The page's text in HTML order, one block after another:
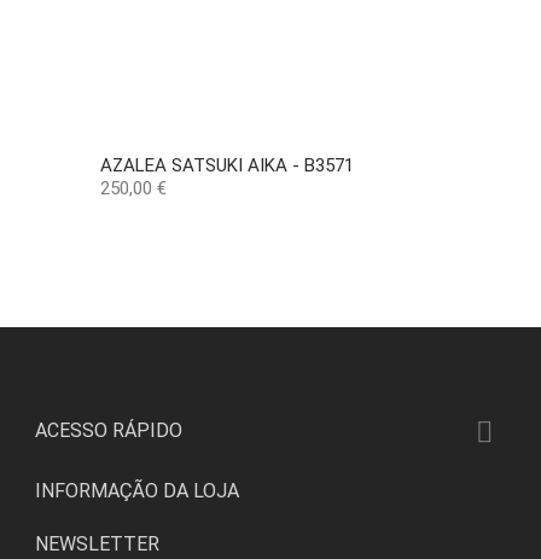
AZALEA SATSUKI AIKA - B3571
Preço
250,00 €
ACESSO RÁPIDO 
INFORMAÇÃO DA LOJA
NEWSLETTER